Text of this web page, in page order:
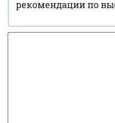
рекомендации по